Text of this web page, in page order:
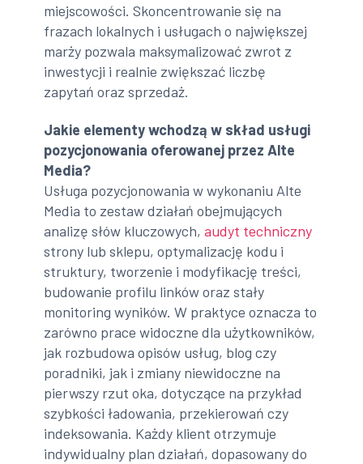
miejscowości. Skoncentrowanie się na
frazach lokalnych i usługach o największej
marży pozwala maksymalizować zwrot z
inwestycji i realnie zwiększać liczbę
zapytań oraz sprzedaż.
Jakie elementy wchodzą w skład usługi
pozycjonowania oferowanej przez Alte
Media?
Usługa pozycjonowania w wykonaniu Alte
Media to zestaw działań obejmujących
analizę słów kluczowych,audyt techniczny
strony lub sklepu, optymalizację kodu i
struktury, tworzenie i modyfikację treści,
budowanie profilu linków oraz stały
monitoring wyników. W praktyce oznacza to
zarówno prace widoczne dla użytkowników,
jak rozbudowa opisów usług, blog czy
poradniki, jak i zmiany niewidoczne na
pierwszy rzut oka, dotyczące na przykład
szybkości ładowania, przekierowań czy
indeksowania. Każdy klient otrzymuje
indywidualny plan działań, dopasowany do